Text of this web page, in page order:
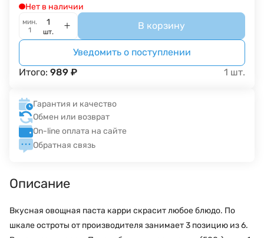
Нет в наличии
мин.
1
шт.
В корзину
Уведомить о поступлении
Итого: 989 ₽ 1 шт.
Гарантия и качество
Обмен или возврат
On-line оплата на сайте
Обратная связь
Описание
Вкусная овощная паста карри скрасит любое блюдо. По
шкале остроты от производителя занимает 3 позицию из 6.